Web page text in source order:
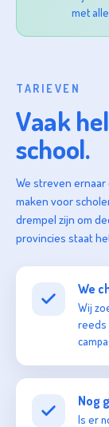
met
TARIEVEN
Vaak
school.
We streven
maken voor
drempel zijn om
provincies staat
We
Wij
reeds
Nog
Is er